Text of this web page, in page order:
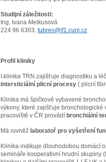
Studijní záležitosti:
Ing. Ivana Melkusová
224 96 6303, tubres@lf1.cuni.cz
Profil kliniky
I.klinika TRN zajišťuje diagnostiku a
intersticiální plicní procesy ( plicní
Klinika má špičkově vybavené
výkony, které zajišťuje bronchologické
pracoviště v ČR provádí bronchiální
Má rovněž laboratoř pro vyšetření
Klinika indikuje dlouhodobou domácí
semináře kooperativní hrudní skupiny